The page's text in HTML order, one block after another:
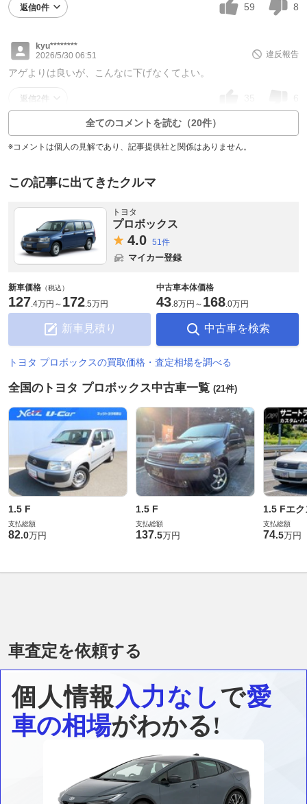
返信0件 59 8
kyu********
2026/5/30 06:51
違反報告
アゲよりは良いが、こんなに下げなくてよい。
返信2件 35
全てのコメントを読む（20件）
※コメントは個人の見解であり、記事提供社と関係はありません。
この記事に出てきたクルマ
トヨタ
プロボックス
4.0 51件
マイカー登録
新車価格 （税込）
127.4万円 ～ 172.5万円
新車見積り
中古車本体価格
43.8万円 ～ 168.0万円
中古車を検索
トヨタ プロボックスの買取価格・査定相場を調べる
全国のトヨタ プロボックス中古車一覧 (21件)
1.5 F
支払総額
82.0万円
1.5 F
支払総額
137.5万円
1.5 Fエ
支払総額
74.5万円
車査定を依頼する
個人情報 入力なしで愛
車の相場がわかる!